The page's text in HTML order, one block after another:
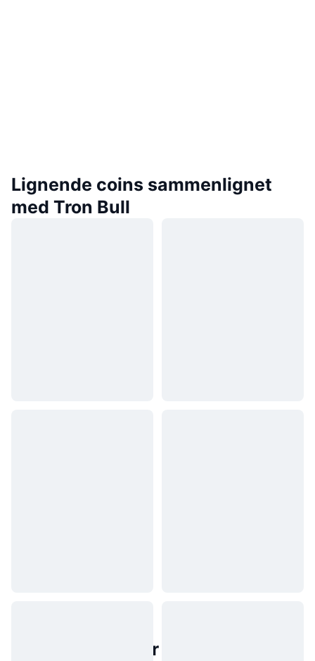
Lignende coins sammenlignet
med Tron Bull
Populære aktiver fra den virkelige